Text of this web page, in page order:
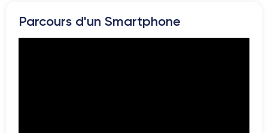
Parcours d'un Smartphone